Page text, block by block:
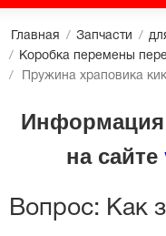
Главная / Запчасти /
/
Коробка перемены
/
Пружина храповика
Информация
на сайте
Вопрос: Как